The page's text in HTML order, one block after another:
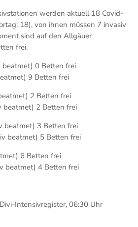
werden aktuell 18 Covid-
18), von ihnen müssen 7 invasiv
sind auf den Allgäuer
frei.
beatmet) 0 Betten frei
9 Betten frei
2 Betten frei
beatmet) 2 Betten frei
beatmet) 3 Betten frei
beatmet) 5 Betten frei
6 Betten frei
beatmet) 4 Betten frei
Intensivregister, 06:30 Uhr